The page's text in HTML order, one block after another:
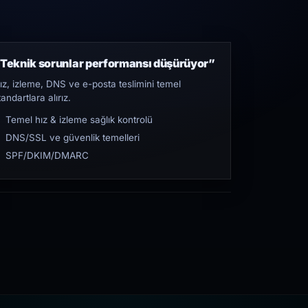
sorunlar performansı düşürüyor”
izleme, DNS ve e-posta teslimini temel
alırız.
Temel hız & izleme sağlık kontrolü
DNS/SSL ve güvenlik temelleri
SPF/DKIM/DMARC